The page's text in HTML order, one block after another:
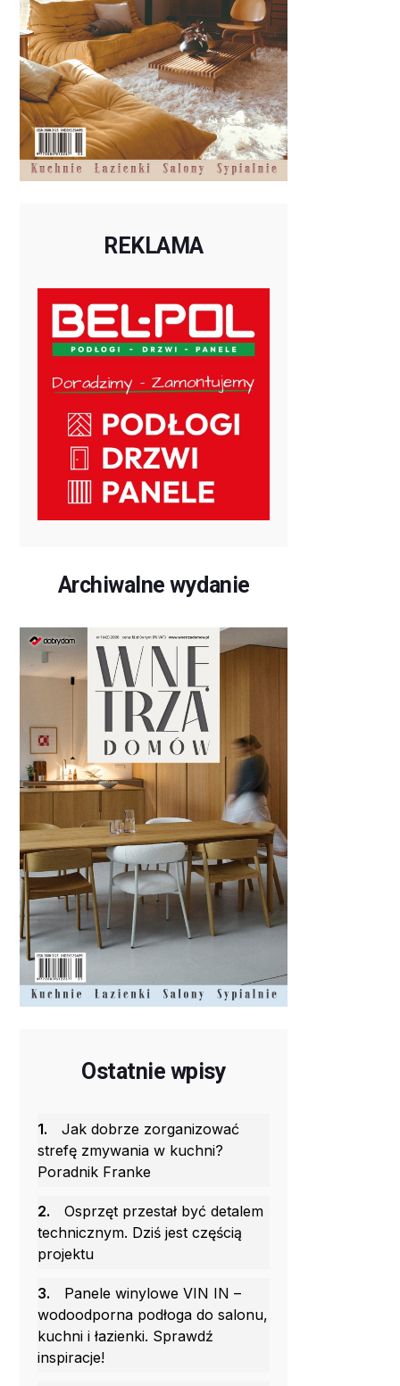
REKLAMA
Archiwalne wydanie
Ostatnie wpisy
1.
Jak dobrze zorganizować
strefę zmywania w kuchni?
Poradnik Franke
2.
Osprzęt przestał być detalem
technicznym. Dziś jest częścią
projektu
3.
Panele winylowe VIN IN –
wodoodporna podłoga do salonu,
kuchni i łazienki. Sprawdź
inspiracje!